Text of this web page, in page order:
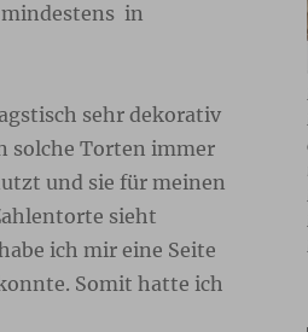
mindestens in
sehr dekorativ
solche Torten immer
und sie für meinen
sieht
ich mir eine Seite
Somit hatte ich